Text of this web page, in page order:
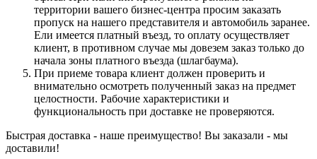
территории вашего бизнес-центра просим заказать
пропуск на нашего представителя и автомобиль заранее.
Ели имеется платный въезд, то оплату осуществляет
клиент, в противном случае мы довезем заказ только до
начала зоны платного въезда (шлагбаума).
При приеме товара клиент должен проверить и
внимательно осмотреть полученный заказ на предмет
целостности. Рабочие характеристики и
функциональность при доставке не проверяются.
Быстрая доставка - наше преимущество! Вы заказали - мы
доставили!